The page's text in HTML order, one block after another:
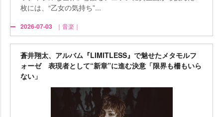
枚には、“乙女の気持ち”...
2026-07-03 ｜音楽｜
蒼井翔太、アルバム『LIMITLESS』で魅せたメタモルフ
ォーゼ 表現者として“新章”に進む決意「限界も柵もいら
ない」